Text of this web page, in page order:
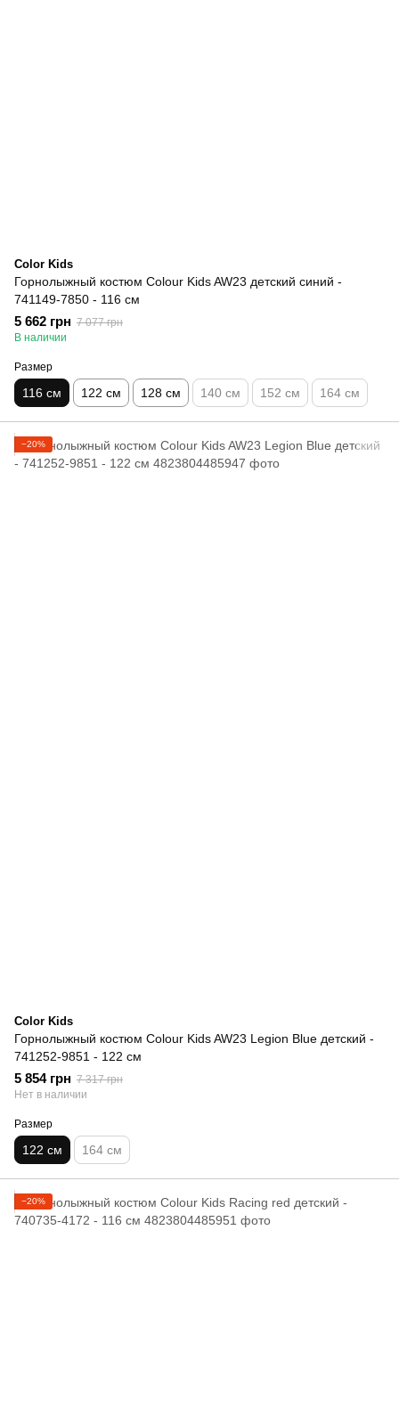
Color Kids
Горнолыжный костюм Colour Kids AW23 детский синий -
741149-7850 - 116 см
5 662 грн 7 077 грн
В наличии
Размер
116 см 122 см 128 см 140 см 152 см 164 см
−20%
Color Kids
Горнолыжный костюм Colour Kids AW23 Legion Blue детский -
741252-9851 - 122 см
5 854 грн 7 317 грн
Нет в наличии
Размер
122 см 164 см
−20%